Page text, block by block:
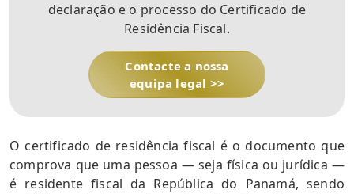
declaração e o processo do Certificado de
Residência Fiscal.
Contacte a nossa
equipa legal >>
O certificado de residência fiscal é o documento que
comprova que uma pessoa — seja física ou jurídica —
é residente fiscal da República do Panamá, sendo